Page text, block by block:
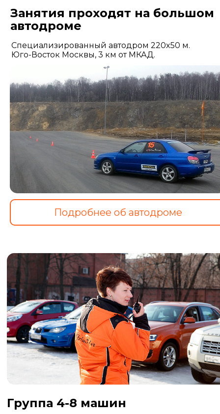
Занятия проходят на большом
автодроме
Специализированный автодром 220x50 м.
Юго-Восток Москвы, 3 км от МКАД.
Группа 4-8 машин